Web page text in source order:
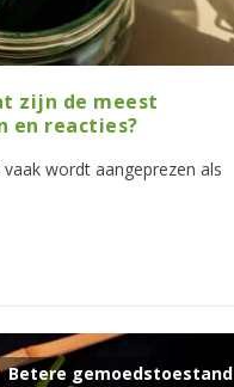
zijn de meest
en reacties?
wordt aangeprezen als
Betere gemoedstoestand